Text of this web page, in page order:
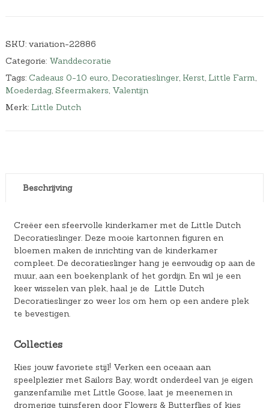
SKU: variation-22886
Categorie: Wanddecoratie
Tags: Cadeaus 0-10 euro, Decoratieslinger, Kerst, Little Farm,
Moederdag, Sfeermakers, Valentijn
Merk: Little Dutch
Beschrijving
Creëer een sfeervolle kinderkamer met de Little Dutch
Decoratieslinger. Deze mooie kartonnen figuren en
bloemen maken de inrichting van de kinderkamer
compleet. De decoratieslinger hang je eenvoudig op aan de
muur, aan een boekenplank of het gordijn. En wil je een
keer wisselen van plek, haal je de Little Dutch
Decoratieslinger zo weer los om hem op een andere plek
te bevestigen.
Collecties
Kies jouw favoriete stijl! Verken een oceaan aan
speelplezier met Sailors Bay, wordt onderdeel van je eigen
ganzenfamilie met Little Goose, laat je meenemen in
dromerige tuinsferen door Flowers & Butterflies of kies